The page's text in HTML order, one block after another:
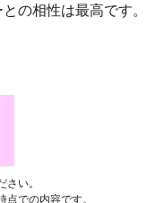
の相性は最高です。
い。
での内容です。